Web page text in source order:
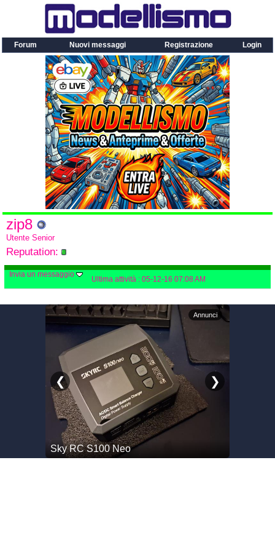
Forum Nuovi messaggi Registrazione Login
zip8
Utente Senior
Reputation:
Invia un messaggio
Ultima attività : 05-12-16 07:08 AM